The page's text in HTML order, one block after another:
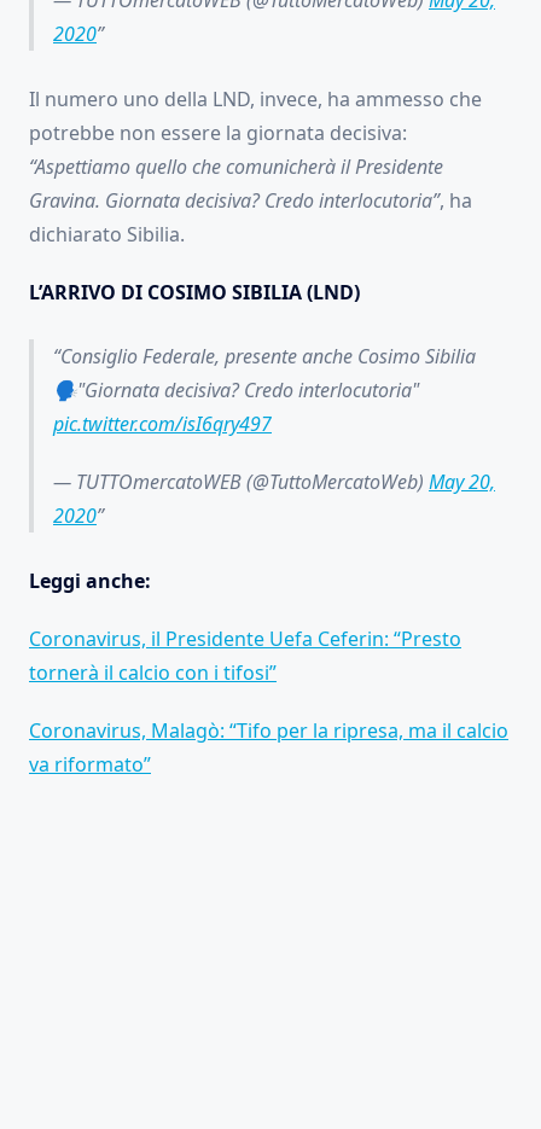
2020
Il numero uno della LND, invece, ha ammesso che
potrebbe non essere la giornata decisiva:
“Aspettiamo quello che comunicherà il Presidente
Gravina. Giornata decisiva? Credo interlocutoria”, ha
dichiarato Sibilia.
L’ARRIVO DI COSIMO SIBILIA (LND)
Consiglio Federale, presente anche Cosimo Sibilia
🗣"Giornata decisiva? Credo interlocutoria"
pic.twitter.com/isI6qry497
— TUTTOmercatoWEB (@TuttoMercatoWeb) May 20,
2020
Leggi anche:
Coronavirus, il Presidente Uefa Ceferin: “Presto
tornerà il calcio con i tifosi”
Coronavirus, Malagò: “Tifo per la ripresa, ma il calcio
va riformato”